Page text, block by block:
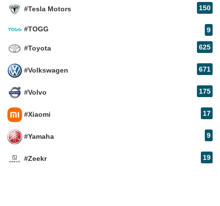
#Tesla Motors 150
#TOGG 9
#Toyota 625
#Volkswagen 671
#Volvo 175
#Xiaomi 17
#Yamaha 9
#Zeekr 19